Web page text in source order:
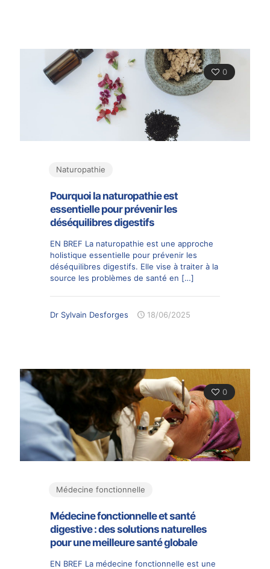
0
Naturopathie
Pourquoi la naturopathie est
essentielle pour prévenir les
déséquilibres digestifs
EN BREF La naturopathie est une approche
holistique essentielle pour prévenir les
déséquilibres digestifs. Elle vise à traiter à la
source les problèmes de santé en […]
Dr Sylvain Desforges 18/06/2025
0
Médecine fonctionnelle
Médecine fonctionnelle et santé
digestive : des solutions naturelles
pour une meilleure santé globale
EN BREF La médecine fonctionnelle est une